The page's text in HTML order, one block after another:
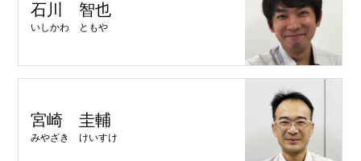
石川 智也
いしかわ ともや
宮崎 圭輔
みやざき けいすけ